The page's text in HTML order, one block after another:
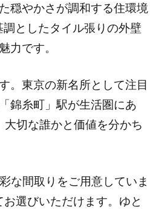
穏やかさが調和する住環境
としたタイル張りの外壁
力です。
。東京の新名所として注目
錦糸町」駅が生活圏にあ
切な誰かと価値を分かち
な間取りをご用意していま
選びいただけます。ゆと